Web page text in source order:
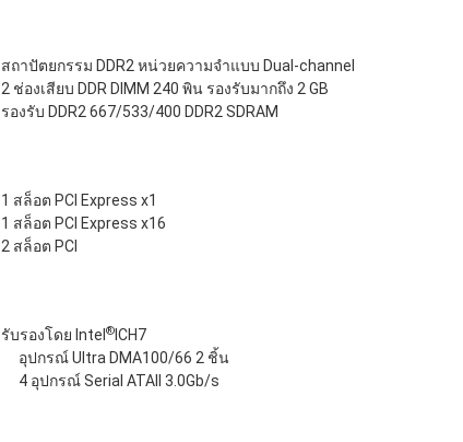
สถาปัตยกรรม DDR2 หน่วยความจำแบบ Dual-channel
2 ช่องเสียบ DDR DIMM 240 พิน รองรับมากถึง 2 GB
รองรับ DDR2 667/533/400 DDR2 SDRAM
1 สล็อต PCI Express x1
1 สล็อต PCI Express x16
2 สล็อต PCI
รับรองโดย Intel ® ICH7
อุปกรณ์ Ultra DMA100/66 2 ชิ้น
4 อุปกรณ์ Serial ATAII 3.0Gb/s